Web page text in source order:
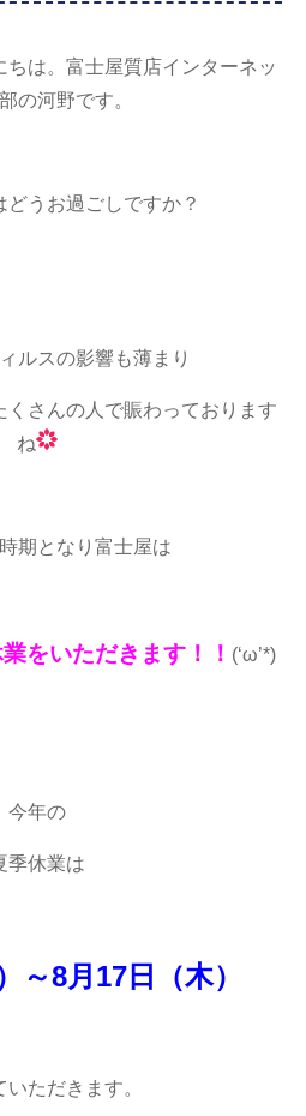
は。富士屋質店インターネッ
の河野です。
どうお過ごしですか？
ルスの影響も薄まり
さんの人で賑わっております
ね
期となり富士屋は
をいただきます！！ (‘ω’*)
今年の
季休業は
～8月17日（木）
いただきます。